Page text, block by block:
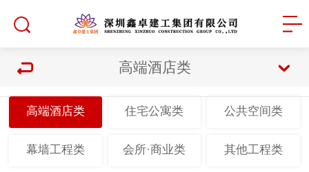
高端酒店类
高端酒店类 住宅公寓类 公共空间类
幕墙工程类 会所·商业类 其他工程类